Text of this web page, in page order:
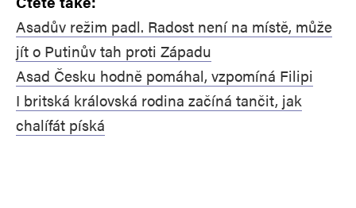
Asadův režim padl. Radost není na místě, může
jít o Putinův tah proti Západu
Asad Česku hodně pomáhal, vzpomíná Filipi
I britská královská rodina začíná tančit, jak
chalífát píská